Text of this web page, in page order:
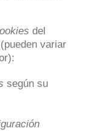
del
variar
según su